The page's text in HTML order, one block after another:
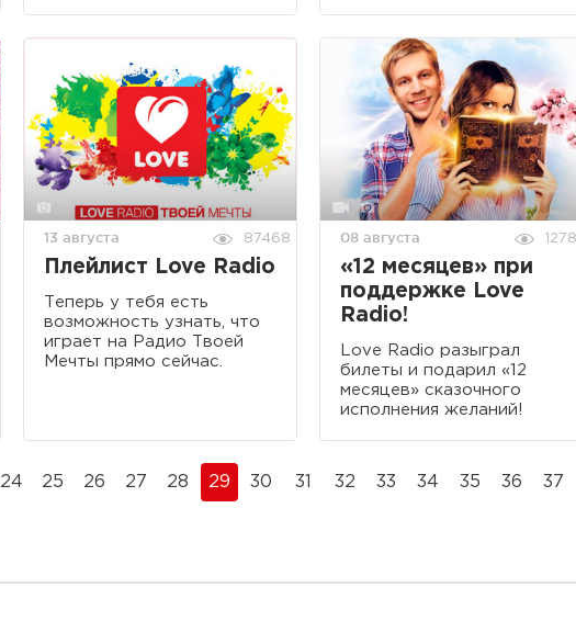
13 августа 87468
Плейлист Love Radio
Теперь у тебя есть
возможность узнать, что
играет на Радио Твоей
Мечты прямо сейчас.
08 августа
«12 месяцев» при
поддержке Love
Radio!
Love Radio разыграл
билеты и подарил «12
месяцев» сказочного
исполнения желаний!
24 25 26 27 28 29 30 31 32 33 34 35 36 37